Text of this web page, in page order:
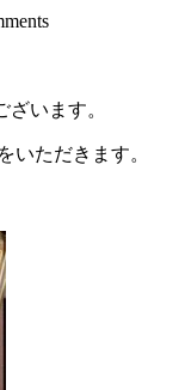
います。
いただきます。